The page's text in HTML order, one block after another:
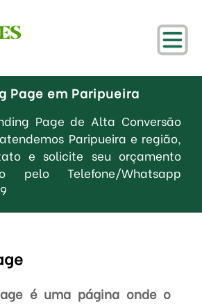
Page em Paripueira
Page de Alta Conversão
Paripueira e região,
e solicite seu orçamento
pelo Telefone/Whatsapp
é uma página onde o